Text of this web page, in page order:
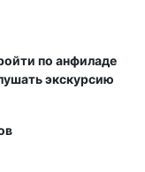
по анфиладе
экскурсию